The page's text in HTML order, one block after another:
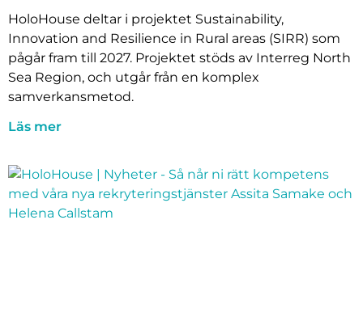
HoloHouse deltar i projektet Sustainability,
Innovation and Resilience in Rural areas (SIRR) som
pågår fram till 2027. Projektet stöds av Interreg North
Sea Region, och utgår från en komplex
samverkansmetod.
Läs mer